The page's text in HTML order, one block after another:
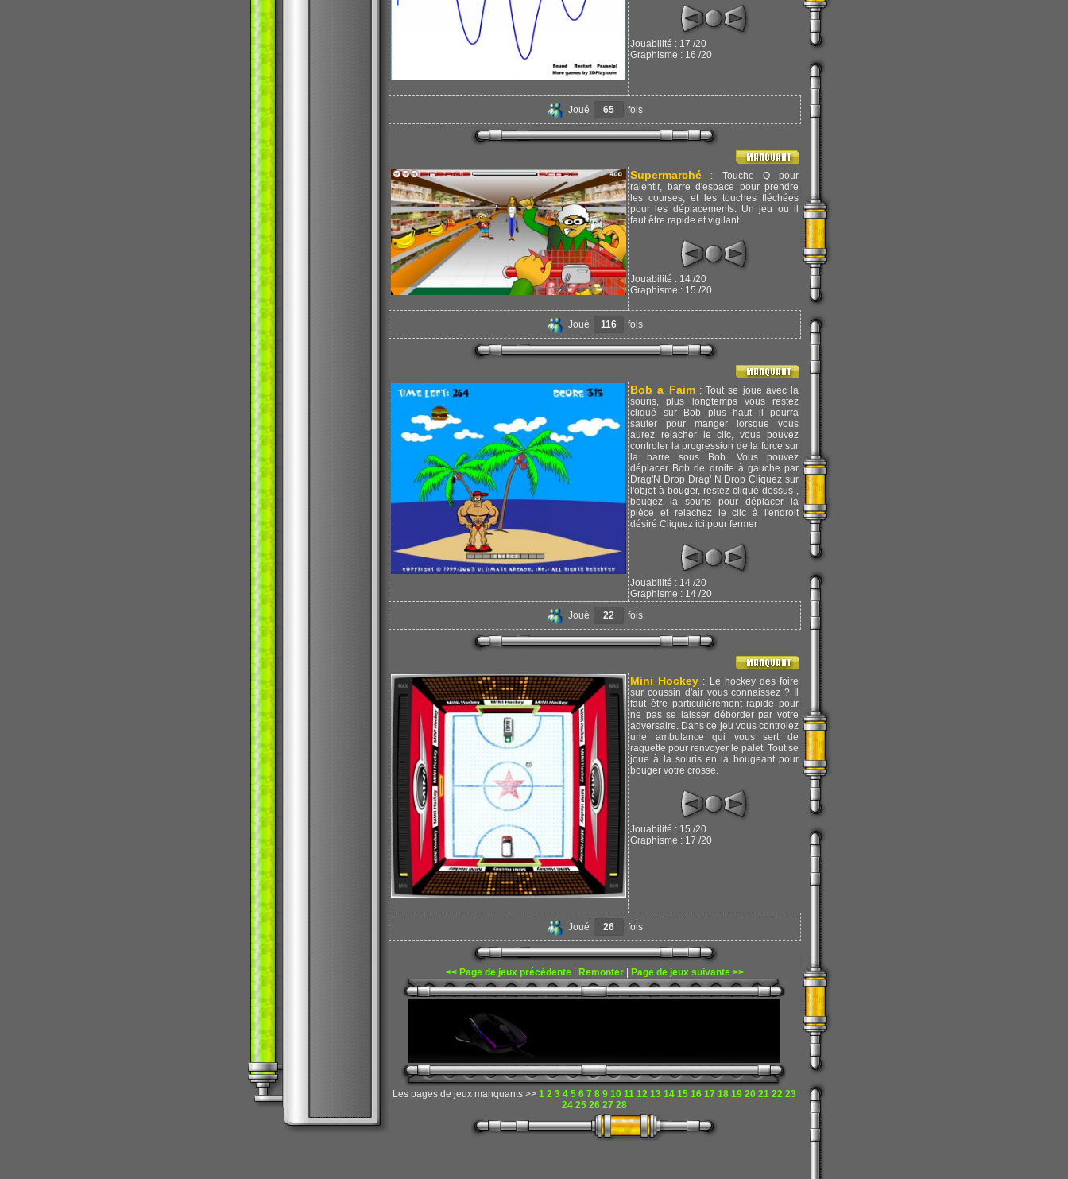
Jouabilité : 17 /20
Graphisme : 16 /20
Joué 65 fois
Supermarché : Touche Q pour
ralentir, barre d'espace pour prendre
les courses, et les touches fléchées
pour les déplacements. Un jeu ou il
faut être rapide et vigilant .
Jouabilité : 14 /20
Graphisme : 15 /20
Joué 116 fois
Bob a Faim: Tout se joue avec la
souris, plus longtemps vous restez
cliqué sur Bob plus haut il pourra
sauter pour manger lorsque vous
aurez relacher le clic, vous pouvez
controler la progression de la force sur
la barre sous Bob. Vous pouvez
déplacer Bob de droite à gauche par
Drag'N Drop Drag' N Drop Cliquez sur
l'objet à bouger, restez cliqué dessus ,
bougez la souris pour déplacer la
pièce et relachez le clic à l'endroit
désiré Cliquez ici pour fermer
Jouabilité : 14 /20
Graphisme : 14 /20
Joué
22 fois
Mini Hockey : Le hockey des foire
sur coussin d'air vous connaissez ? Il
faut être particulièrement rapide pour
ne pas se laisser déborder par votre
adversaire. Dans ce jeu vous controlez
une ambulance qui vous sert de
raquette pour renvoyer le palet. Tout se
joue à la souris en la bougeant pour
bouger votre crosse.
Jouabilité : 15 /20
Graphisme : 17 /20
Joué 26 fois
<< Page de jeux précédente| Remonter| Page de jeux suivante >>
Les pages de jeux manquants >> 1 2 3 4 5 6 7 8 9 10 11 12 13 14 15 16 17 18 19 20 21 22 23
24 25 26 27 28